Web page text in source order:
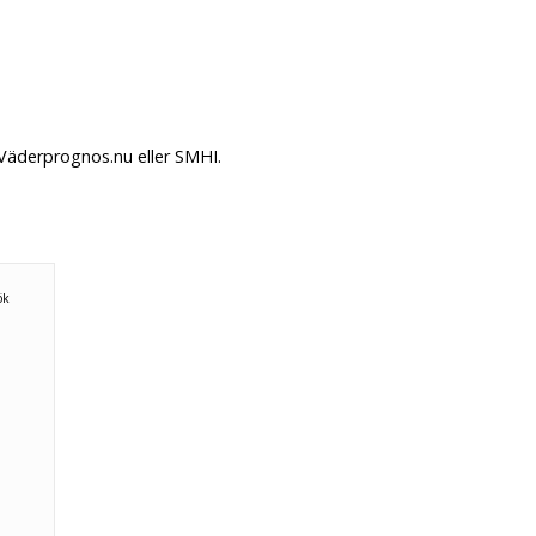
eller SMHI.